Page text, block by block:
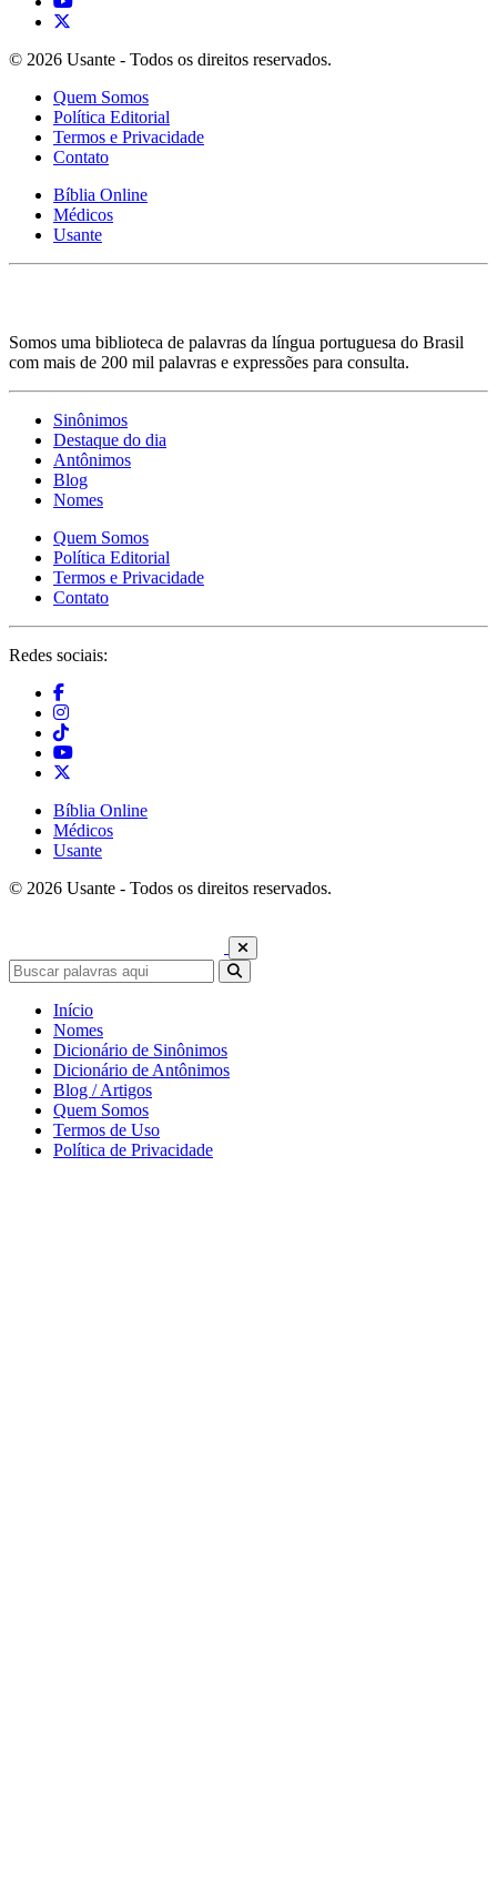
© 2026 Usante - Todos os direitos reservados.
Quem Somos
Política Editorial
Termos e Privacidade
Contato
Bíblia Online
Médicos
Usante
Somos uma biblioteca de palavras da língua portuguesa do Brasil
com mais de 200 mil palavras e expressões para consulta.
Sinônimos
Destaque do dia
Antônimos
Blog
Nomes
Quem Somos
Política Editorial
Termos e Privacidade
Contato
Redes sociais:
Bíblia Online
Médicos
Usante
© 2026 Usante - Todos os direitos reservados.
Início
Nomes
Dicionário de Sinônimos
Dicionário de Antônimos
Blog / Artigos
Quem Somos
Termos de Uso
Política de Privacidade